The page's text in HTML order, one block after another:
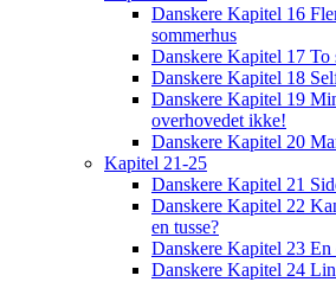
Danskere Kapitel 16
sommerhus
Danskere Kapitel 17 To
Danskere Kapitel 18
Danskere Kapitel 19
overhovedet ikke!
Danskere Kapitel 20
Kapitel 21-25
Danskere Kapitel 21
Danskere Kapitel 22
en tusse?
Danskere Kapitel 23 En
Danskere Kapitel 24